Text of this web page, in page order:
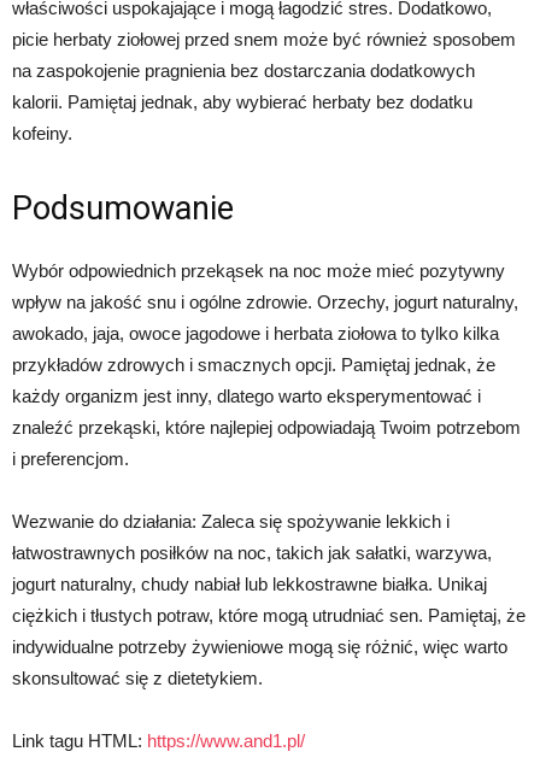
właściwości uspokajające i mogą łagodzić stres. Dodatkowo,
picie herbaty ziołowej przed snem może być również sposobem
na zaspokojenie pragnienia bez dostarczania dodatkowych
kalorii. Pamiętaj jednak, aby wybierać herbaty bez dodatku
kofeiny.
Podsumowanie
Wybór odpowiednich przekąsek na noc może mieć pozytywny
wpływ na jakość snu i ogólne zdrowie. Orzechy, jogurt naturalny,
awokado, jaja, owoce jagodowe i herbata ziołowa to tylko kilka
przykładów zdrowych i smacznych opcji. Pamiętaj jednak, że
każdy organizm jest inny, dlatego warto eksperymentować i
znaleźć przekąski, które najlepiej odpowiadają Twoim potrzebom
i preferencjom.
Wezwanie do działania: Zaleca się spożywanie lekkich i
łatwostrawnych posiłków na noc, takich jak sałatki, warzywa,
jogurt naturalny, chudy nabiał lub lekkostrawne białka. Unikaj
ciężkich i tłustych potraw, które mogą utrudniać sen. Pamiętaj, że
indywidualne potrzeby żywieniowe mogą się różnić, więc warto
skonsultować się z dietetykiem.
Link tagu HTML: https://www.and1.pl/